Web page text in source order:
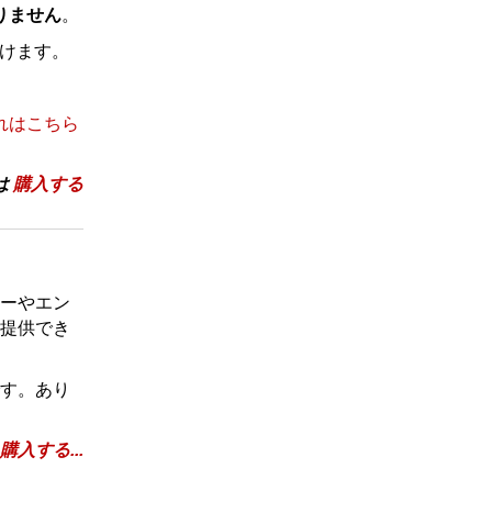
ません。
ます。
はこちら
購入する
やエン
供でき
。あり
購入する...